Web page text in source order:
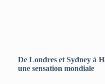
De Londres et Sydney à
une sensation mondiale